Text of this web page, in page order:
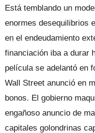
Está temblando un
enormes desequilibrios
en el endeudamiento
financiación iba a durar
película se adelantó en
Wall Street anunció en
bonos. El gobierno
engañoso anuncio de
capitales golondrinas